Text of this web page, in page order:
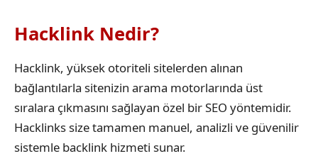
Hacklink Nedir?
Hacklink, yüksek otoriteli sitelerden alınan
bağlantılarla sitenizin arama motorlarında üst
sıralara çıkmasını sağlayan özel bir SEO yöntemidir.
Hacklinks size tamamen manuel, analizli ve güvenilir
sistemle backlink hizmeti sunar.